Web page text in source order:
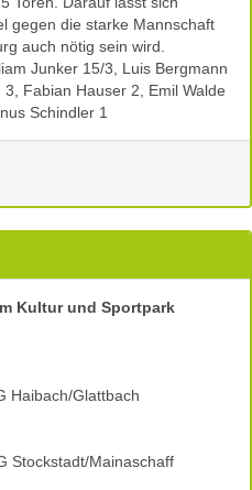
gegen die starke Mannschaft
auch nötig sein wird.
Junker 15/3, Luis Bergmann
Fabian Hauser 2, Emil Walde
Schindler 1
Kultur und Sportpark
Haibach/Glattbach
Stockstadt/Mainaschaff